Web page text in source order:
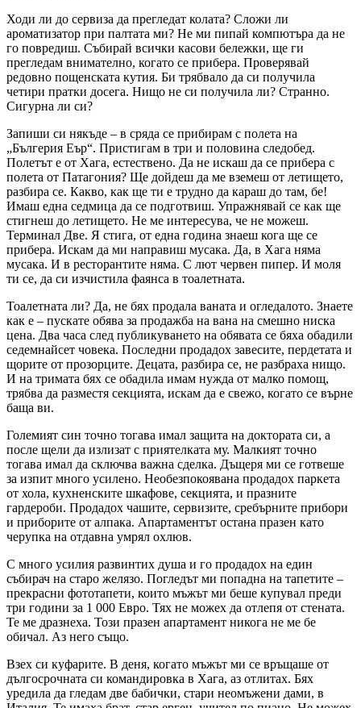
Ходи ли до сервиза да прегледат колата? Сложи ли
ароматизатор при палтата ми? Не ми пипай компютъра да не
го повредиш. Събирай всички касови бележки, ще ги
прегледам внимателно, когато се прибера. Проверявай
редовно пощенската кутия. Би трябвало да си получила
четири пратки досега. Нищо не си получила ли? Странно.
Сигурна ли си?
Запиши си някъде – в сряда се прибирам с полета на
„Бългерия Еър“. Пристигам в три и половина следобед.
Полетът е от Хага, естествено. Да не искаш да се прибера с
полета от Патагония? Ще дойдеш да ме вземеш от летището,
разбира се. Какво, как ще ти е трудно да караш до там, бе!
Имаш една седмица да се подготвиш. Упражнявай се как ще
стигнеш до летището. Не ме интересува, че не можеш.
Терминал Две. Я стига, от една година знаеш кога ще се
прибера. Искам да ми направиш мусака. Да, в Хага няма
мусака. И в ресторантите няма. С лют червен пипер. И моля
ти се, да си изчистила фаянса в тоалетната.
Тоалетната ли? Да, не бях продала ваната и огледалото. Знаете
как е – пускате обява за продажба на вана на смешно ниска
цена. Два часа след публикуването на обявата се бяха обадили
седемнайсет човека. Последни продадох завесите, пердетата и
щорите от прозорците. Децата, разбира се, не разбраха нищо.
И на тримата бях се обадила имам нужда от малко помощ,
трябва да разместя секцията, искам да е свежо, когато се върне
баща ви.
Големият син точно тогава имал защита на доктората си, а
после щели да излизат с приятелката му. Малкият точно
тогава имал да сключва важна сделка. Дъщеря ми се готвеше
за изпит много усилено. Необезпокоявана продадох паркета
от хола, кухненските шкафове, секцията, и празните
гардероби. Продадох чашите, сервизите, сребърните прибори
и приборите от алпака. Апартаментът остана празен като
черупка на отдавна умрял охлюв.
С много усилия развинтих душа и го продадох на един
събирач на старо желязо. Погледът ми попадна на тапетите –
прекрасни фототапети, които мъжът ми беше купувал преди
три години за 1 000 Евро. Тях не можех да отлепя от стената.
Те ме дразнеха. Този празен апартамент никога не ме бе
обичал. Аз него също.
Взех си куфарите. В деня, когато мъжът ми се връщаше от
дългосрочната си командировка в Хага, аз отлитах. Бях
уредила да гледам две бабички, стари неомъжени дами, в